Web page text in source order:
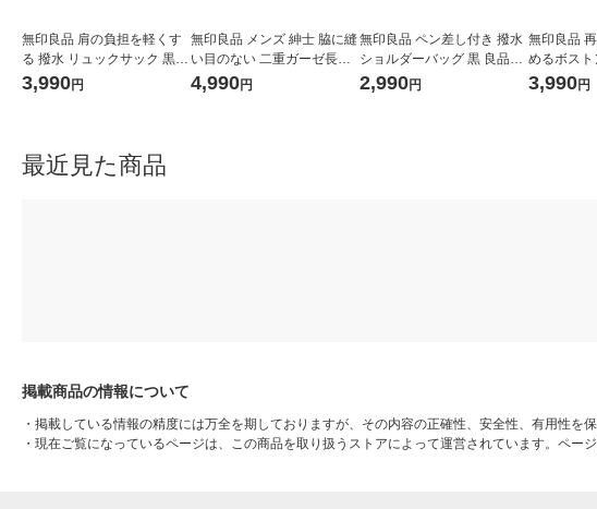
無印良品 肩の負担を軽くす
る 撥水 リュックサック 黒
タテ４３×ヨコ３２×マチ１
3,990円
無印良品 メンズ 紳士 脇に縫
い目のない 二重ガーゼ長袖
パジャマ 紳士Ｌ ネイビース
4,990円
無印良品 ペン差し付き 撥水
ショルダーバッグ 黒 良品計
画
2,990円
無印良品
めるボスト
Ｌ 約４２×
3,990円
最近見た商品
掲載商品の情報について
・ 掲載している情報の精度には万全を期しておりますが、その内容の正確性、安全性、有用性を
・ 現在ご覧になっているページは、この商品を取り扱うストアによって運営されています。ペー